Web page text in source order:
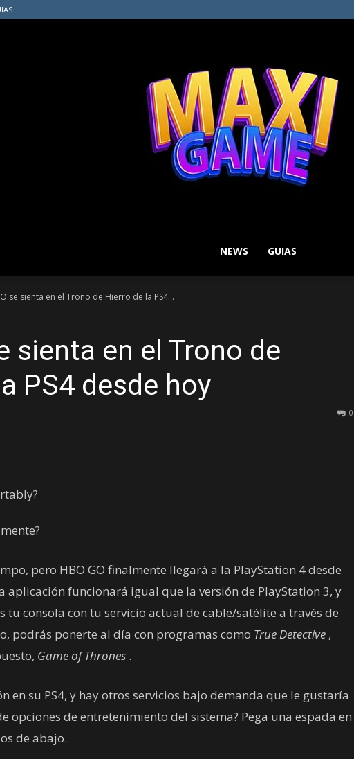
GAME
NEWS GUIAS
se sienta en el Trono de Hierro de la PS4...
sienta en el Trono de
PS4 desde hoy
0
pero HBO GO finalmente llegará a la PlayStation 4 desde
aplicación funcionará igual que la versión de PlayStation 3, y
tu consola con tu servicio actual de cable/satélite a través de
podrás ponerte al día con programas como True Detective ,
Game of Thrones .
en su PS4, y hay otros servicios bajo demanda que le gustaría
opciones de entretenimiento del sistema? Pega una espada en
de abajo.